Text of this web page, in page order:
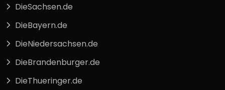
DieSachsen.de
DieBayern.de
DieNiedersachsen.de
DieBrandenburger.de
DieThueringer.de